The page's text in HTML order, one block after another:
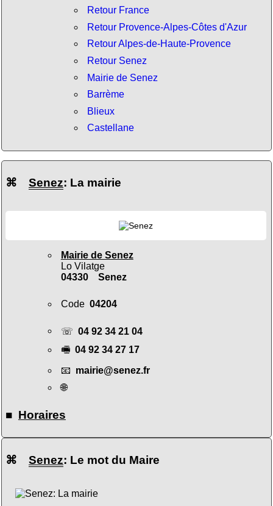
Retour France
Retour Provence-Alpes-Côtes d'Azur
Retour Alpes-de-Haute-Provence
Retour Senez
Mairie de Senez
Barrème
Blieux
Castellane
⌘ Senez: La mairie
Mairie de Senez
Lo Vilatge
04330 Senez
Code 04204
☏ 04 92 34 21 04
🖷 04 92 34 27 17
📧 mairie@senez.fr
🌐
■ Horaires
⌘ Senez: Le mot du Maire